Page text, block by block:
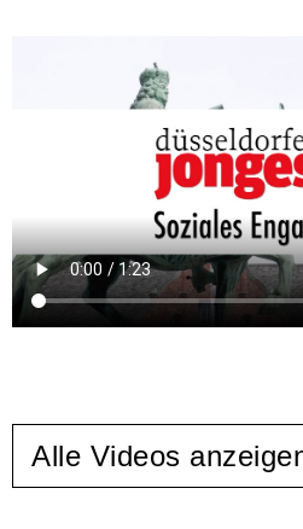
Alle Videos